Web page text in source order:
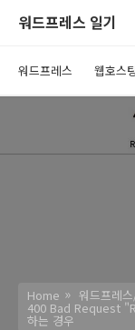
워드프레스 일기
워드프레스 웹호스팅
Home 워드프레
400 Bad Request
하는 경우